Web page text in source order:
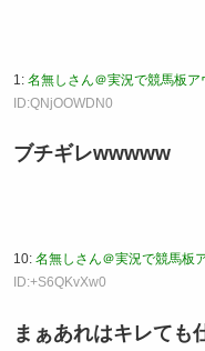
1: 名無しさん＠実況で競馬板ア
ID:QNjOOWDN0
ブチギレwwwww
10: 名無しさん＠実況で競馬板
ID:+S6QKvXw0
まぁあれはキレても